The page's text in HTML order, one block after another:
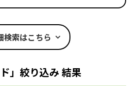
検索はこちら
」絞り込み 結果